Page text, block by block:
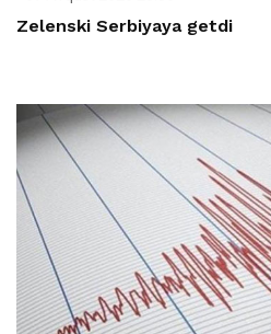
Zelenski Serbiyaya getdi